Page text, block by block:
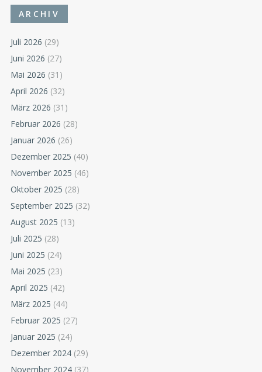
ARCHIV
Juli 2026 (29)
Juni 2026 (27)
Mai 2026 (31)
April 2026 (32)
März 2026 (31)
Februar 2026 (28)
Januar 2026 (26)
Dezember 2025 (40)
November 2025 (46)
Oktober 2025 (28)
September 2025 (32)
August 2025 (13)
Juli 2025 (28)
Juni 2025 (24)
Mai 2025 (23)
April 2025 (42)
März 2025 (44)
Februar 2025 (27)
Januar 2025 (24)
Dezember 2024 (29)
November 2024 (37)